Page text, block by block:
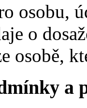
osobu,
o
osobě,
a